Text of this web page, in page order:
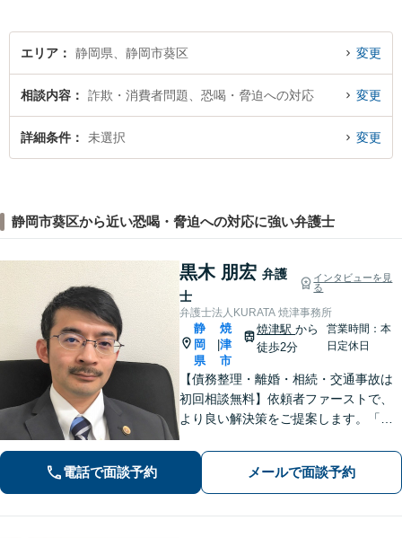
エリア 静岡県、静岡市葵区 変更
相談内容 詐欺・消費者問題、恐喝・脅迫への対応 変更
詳細条件 未選択 変更
静岡市葵区から近い恐喝・脅迫への対応に強い弁護士
黒木 朋宏 弁護
士
インタビューを見
る
弁護士法人KURATA 焼津事務所
静
岡
県
焼
津
市
焼津駅から
徒歩2分
営業時間：本
日定休日
【債務整理・離婚・相続・交通事故は
初回相談無料】依頼者ファーストで、
より良い解決策をご提案します。「お
るよう、丁寧に説明して対応します
【焼津駅2分】【法テラス利用可能】
電話で面談予約 メールで面談予約